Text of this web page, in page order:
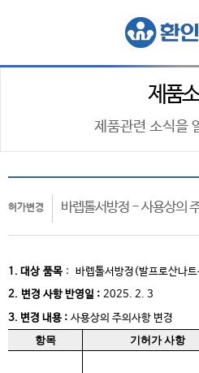
제품
제품관련 소식을
허가변경 바렙톨서방정 - 사용상의
1. 대상 품목 : 바렙톨서방정(발프로산나
2. 변경 사항 반영일 : 2025. 2. 3
3. 변경 내용 : 사용상의 주의사항 변경
항목
기허가 사항